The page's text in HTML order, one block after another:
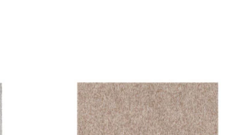
dieser Website zu ermöglichen, wie zum
Zustimmungseinstellungen. Diese Cookies